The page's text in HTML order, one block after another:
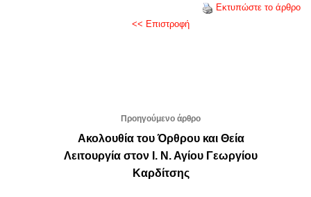
Εκτυπώστε το άρθρο
<< Επιστροφή
Προηγούμενο άρθρο
Ακολουθία του Όρθρου και Θεία
Λειτουργία στον Ι. Ν. Αγίου Γεωργίου
Καρδίτσης